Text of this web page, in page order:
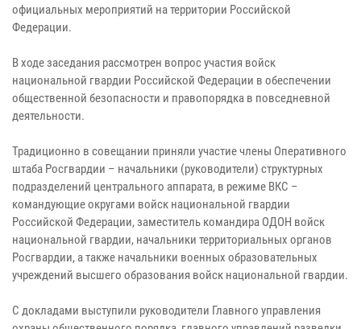
официальных мероприятий на территории Российской
Федерации.
В ходе заседания рассмотрен вопрос участия войск
национальной гвардии Российской Федерации в обеспечении
общественной безопасности и правопорядка в повседневной
деятельности.
Традиционно в совещании приняли участие члены Оперативного
штаба Росгвардии – начальники (руководители) структурных
подразделений центрального аппарата, в режиме ВКС –
командующие округами войск национальной гвардии
Российской Федерации, заместитель командира ОДОН войск
национальной гвардии, начальники территориальных органов
Росгвардии, а также начальники военных образовательных
учреждений высшего образования войск национальной гвардии.
С докладами выступили руководители Главного управления